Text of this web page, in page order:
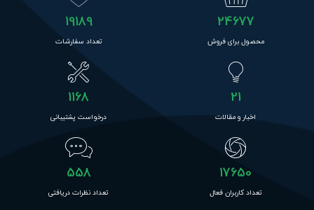
24677
محصول برای فروش
19189
تعداد سفارشات
21
اخبار و مقالات
1168
درخواست پشتیبانی
17650
تعداد کاربران فعال
558
تعداد نظرات دریافتی